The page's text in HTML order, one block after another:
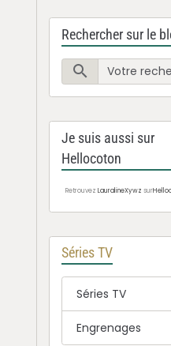
Rechercher sur le
Je suis aussi sur
Hellocoton
RetrouvezLauralineXywz sur
Séries TV
Séries TV
Engrenages